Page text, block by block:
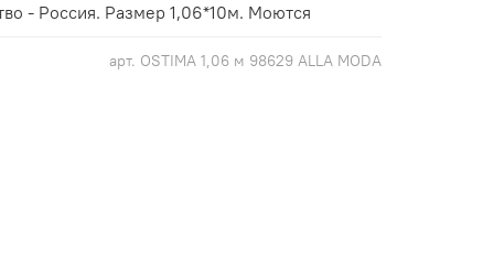
арт. OSTIMA 1,06 м 98629 ALLA MODA
- Россия. Размер 1,06*10м. Моются